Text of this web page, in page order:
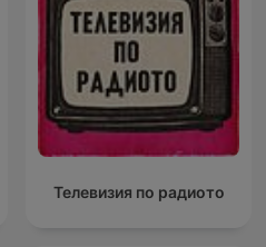
Телевизия по радиото